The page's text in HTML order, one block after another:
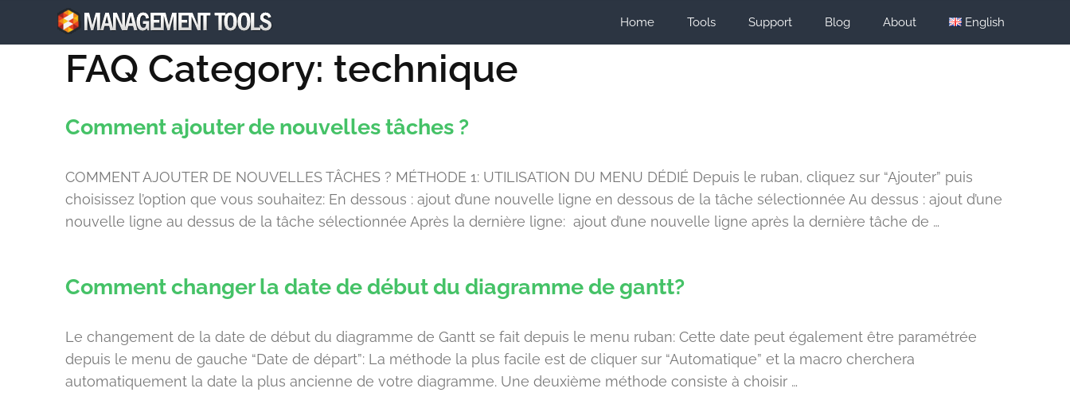
Management Tools
Supporting high performance teams in achieving more
Home Tools Support Blog About English
FAQ Category: technique
Comment ajouter de nouvelles tâches ?
COMMENT AJOUTER DE NOUVELLES TÂCHES ? MÉTHODE 1: UTILISATION DU MENU DÉDIÉ Depuis le ruban, cliquez sur “Ajouter” puis
choisissez l’option que vous souhaitez: En dessous : ajout d’une nouvelle ligne en dessous de la tâche sélectionnée Au dessus : ajout d’une
nouvelle ligne au dessus de la tâche sélectionnée Après la dernière ligne: ajout d’une nouvelle ligne après la dernière tâche de …
Comment changer la date de début du diagramme de gantt?
Le changement de la date de début du diagramme de Gantt se fait depuis le menu ruban: Cette date peut également être paramétrée
depuis le menu de gauche “Date de départ”: La méthode la plus facile est de cliquer sur “Automatique” et la macro cherchera
automatiquement la date la plus ancienne de votre diagramme. Une deuxième méthode consiste à choisir …